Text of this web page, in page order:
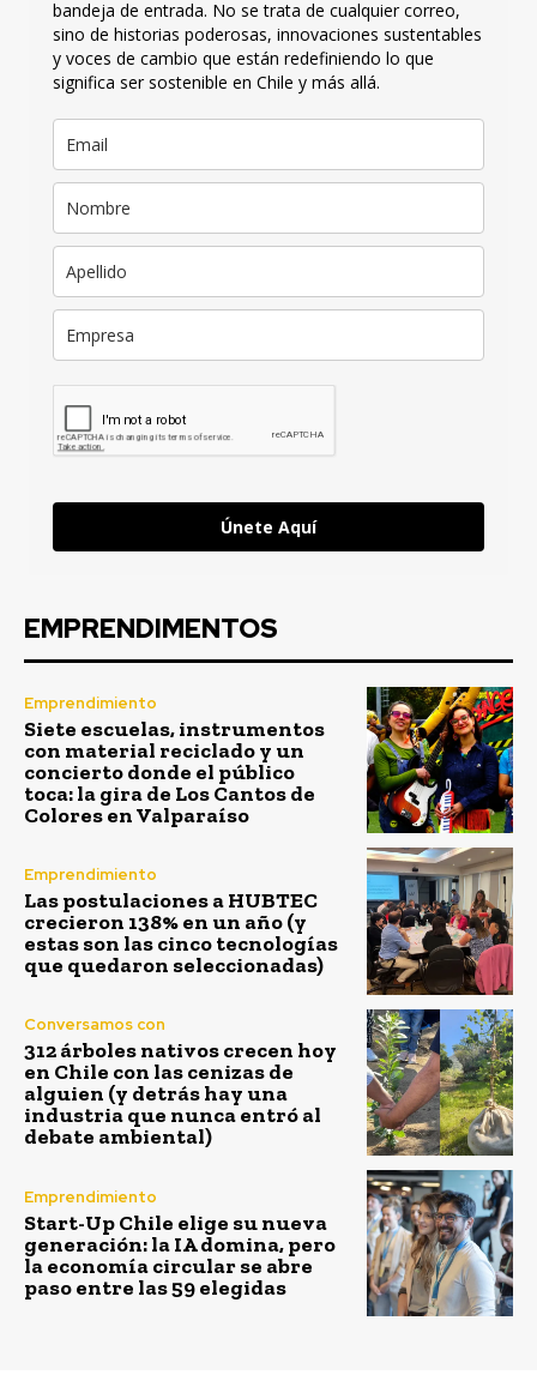
bandeja de entrada. No se trata de cualquier correo,
sino de historias poderosas, innovaciones sustentables
y voces de cambio que están redefiniendo lo que
significa ser sostenible en Chile y más allá.
Únete Aquí
EMPRENDIMENTOS
Emprendimiento
Siete escuelas, instrumentos
con material reciclado y un
concierto donde el público
toca: la gira de Los Cantos de
Colores en Valparaíso
Emprendimiento
Las postulaciones a HUBTEC
crecieron 138% en un año (y
estas son las cinco tecnologías
que quedaron seleccionadas)
Conversamos con
312 árboles nativos crecen hoy
en Chile con las cenizas de
alguien (y detrás hay una
industria que nunca entró al
debate ambiental)
Emprendimiento
Start-Up Chile elige su nueva
generación: la IA domina, pero
la economía circular se abre
paso entre las 59 elegidas